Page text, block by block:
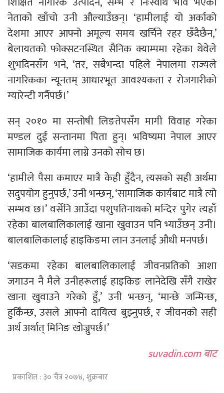
नेताको खाँचो उनी औल्याउँछन्। ‘हामीलाई यो अर्काको
देशमा आएर आफ्नो अमूल्य समय खर्चिने रहर छँदैछैन,’
बेलायतको फोक्सटनस्थित सैनिक क्याम्पमा रहेका थेवेले
शुभदिनसँग भने, ‘तर, सबैभन्दा पहिले नेपालमा राज्यले
नागरिकका न्यूनतम् आधारभूत आवश्यकता र रोजगारीको
ग्यारेन्टी गर्नैपर्छ।’
सन् २०१० मा सन्तोषी लिङतेपसँग मागी विवाह गरेका
मण्डल दुई सन्तानमा पिता हुन्। भविष्यमा नेपाल आएर
सामाजिक कार्यमा लाग्ने उनको सोच छ।
‘हामीले पैसा कमाएर मात्रै केही हुँदैन, त्यसको सही अर्थमा
सदुपयोग हुनुपर्छ,’ उनी भन्छन्, ‘सामाजिक कार्यबाट मात्रै त्यो
सम्भव छ।’ वर्सेनि आउँदा पशुपतिनाथको मन्दिर पुगेर त्यहाँ
रहेका बालबालिकालाई खाना खुवाउन पनि भ्याउँछन् उनी।
बालबालिकालाई हाइकिङमा लान उनलाई औधी मनपर्छ।
‘सडकमा रहेका बालबालिकालाई जीवनप्रतिको आशा
जगाउन नै मैले उनीहरूलाई हाइकिङ लानेदेखि सँगै राखेर
खाना खुवाउने गरेको हुँ,’ उनी भन्छन्, ‘मान्छे जन्मिन्छ,
हुर्किंन्छ, उसले आफ्नो दायित्व बुझ्नुपर्छ, र जीवनको सही
अर्थ अर्थात् मिनिङ खोज्नुपर्छ।’
suvadin.com बाट
प्रकाशित : ३० चैत्र २०७४, शुक्रबार